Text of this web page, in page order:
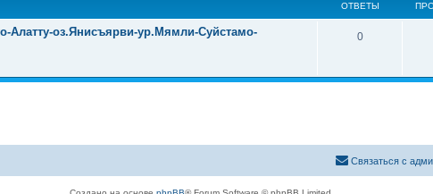
ОТВЕТЫ
Алатту-оз.Янисъярви-ур.Мямли-Суйстамо-
0
Связаться с